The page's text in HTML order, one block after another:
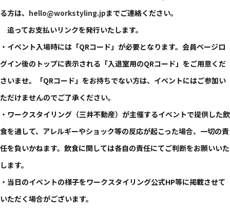
る方は、 hello@workstyling.jpまでご連絡ください。
追ってお支払いリンクを発行いたします。
・イベント入場時には「QRコード」が必要となります。会員ページロ
グイン後のトップに表示される「入退室用のQRコード」をご用意くだ
さいませ。「QRコード」をお持ちでない方は、イベントにはご参加い
ただけませんのでご了承ください。
・ワークスタイリング（三井不動産）が主催するイベントで提供した飲
食を通して、アレルギーやショック等の反応が起こった場合、一切の責
任を負いかねます。飲食に関しては各自の責任にてご判断をお願いいた
します。
・当日のイベントの様子をワークスタイリング公式HP等に掲載させて
いただく場合がございます。